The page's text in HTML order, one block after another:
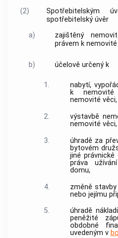
(2)
Spotřebitelským
spotřebitelský úvěr
a)
zajištěný
právem k nemovité
b) účelově určený k
1.
nabytí,
k
nemovité věci,
2.
výstavbě
nemovité věci,
3.
úhradě za
bytovém
jiné
práva
domu,
4.
změně
nebo jejímu
5.
úhradě
peněžité
obdobné
uvedeným v